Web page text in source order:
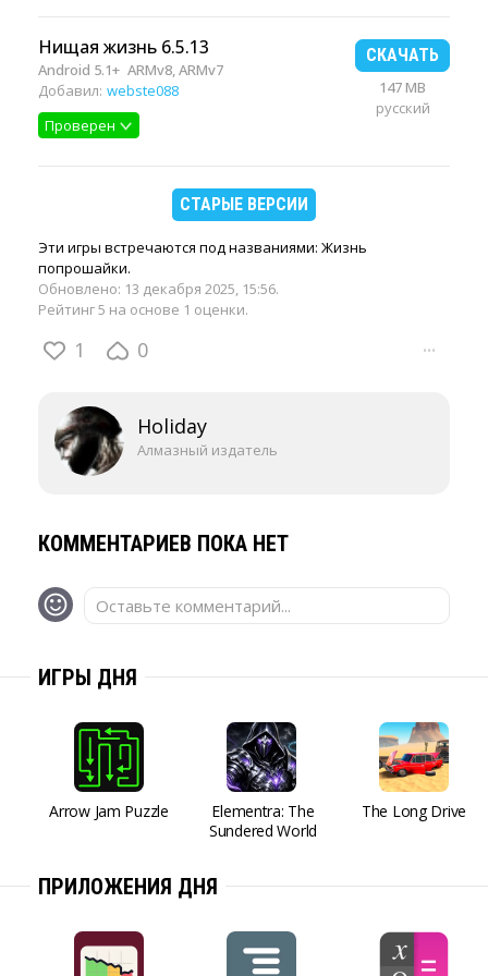
Нищая жизнь 6.5.13
Android 5.1+ ARMv8, ARMv7
Добавил: webste088
Проверен
СКАЧАТЬ
147 MB
русский
СТАРЫЕ ВЕРСИИ
Эти игры встречаются под названиями: Жизнь
попрошайки.
Обновлено: 13 декабря 2025, 15:56.
Рейтинг 5 на основе 1 оценки.
1 0 ···
Holiday
Алмазный издатель
КОММЕНТАРИЕВ ПОКА НЕТ
Оставьте комментарий...
ИГРЫ ДНЯ
Arrow Jam Puzzle
Elementra: The
Sundered World
The Long Drive
ПРИЛОЖЕНИЯ ДНЯ